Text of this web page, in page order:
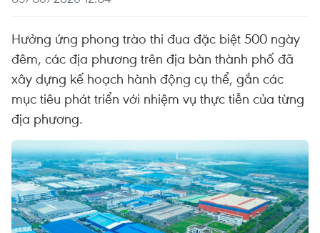
Hưởng ứng phong trào thi đua đặc biệt 500 ngày
đêm, các địa phương trên địa bàn thành phố đã
xây dựng kế hoạch hành động cụ thể, gắn các
mục tiêu phát triển với nhiệm vụ thực tiễn của từng
địa phương.